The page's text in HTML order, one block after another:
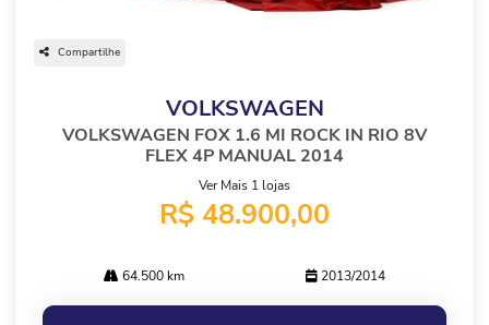
Compartilhe
VOLKSWAGEN
VOLKSWAGEN FOX 1.6 MI ROCK IN RIO 8V
FLEX 4P MANUAL 2014
Ver Mais 1 lojas
R$ 48.900,00
64.500 km 2013/2014